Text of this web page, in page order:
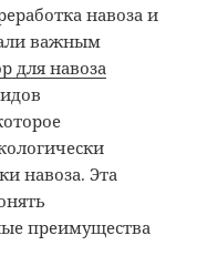
навоза и
важным
для навоза
навоза. Эта
преимущества